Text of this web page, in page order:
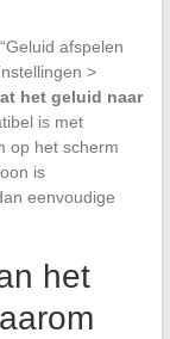
afspelen
>
het geluid naar
is met
op het scherm
is
eenvoudige
het